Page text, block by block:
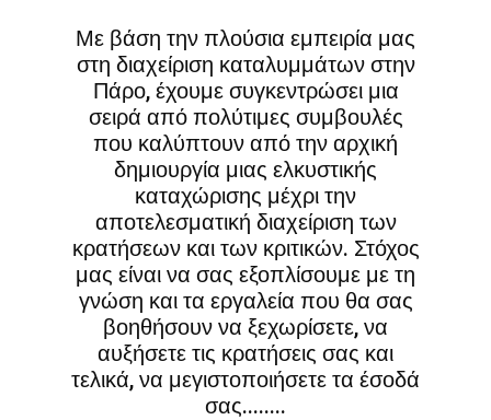
Με βάση την πλούσια εμπειρία μας
στη διαχείριση καταλυμμάτων στην
Πάρο, έχουμε συγκεντρώσει μια
σειρά από πολύτιμες συμβουλές
που καλύπτουν από την αρχική
δημιουργία μιας ελκυστικής
καταχώρισης μέχρι την
αποτελεσματική διαχείριση των
κρατήσεων και των κριτικών. Στόχος
μας είναι να σας εξοπλίσουμε με τη
γνώση και τα εργαλεία που θα σας
βοηθήσουν να ξεχωρίσετε, να
αυξήσετε τις κρατήσεις σας και
τελικά, να μεγιστοποιήσετε τα έσοδά
σας........